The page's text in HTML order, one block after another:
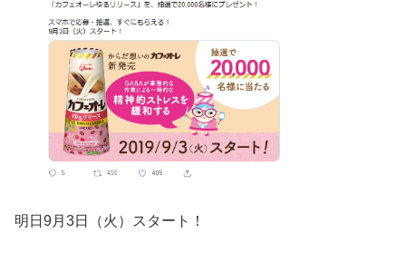
明日 9月3日（火）スタート！